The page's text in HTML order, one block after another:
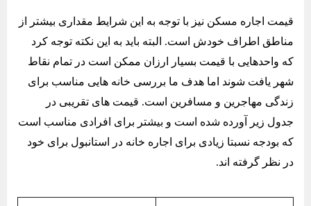
قیمت اجاره مسکن نیز با توجه به این شرایط مقداری بیشتر از
مناطق اطراف خودش است. البته باید به این نکته توجه کرد
که واحدهایی با قیمت بسیار ارزان ممکن است در تمام نقاط
شهر یافت شوند اما هدف ما بررسی خانه هایی مناسب برای
زندگی مهاجرین و مسافرین است. قیمت های تقریبی در
جدول زیر آورده شده است و بیشتر برای افرادی مناسب است
که بودجه نسبتا زیادی برای اجاره خانه در استانبول برای خود
در نظر گرفته اند.